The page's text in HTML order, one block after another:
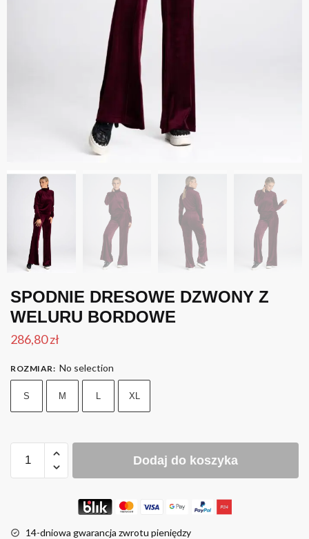
SPODNIE DRESOWE DZWONY Z
WELURU BORDOWE
286,80zł
ROZMIAR: No selection
S M XL
Dodaj do koszyka
14-dniowa gwarancja zwrotu pieniędzy